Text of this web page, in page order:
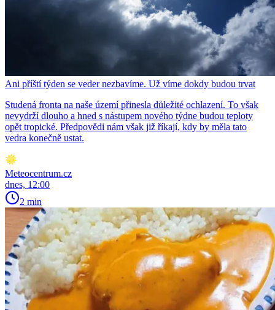
Ani příští týden se veder nezbavíme. Už víme dokdy budou trvat
Studená fronta na naše území přinesla důležité ochlazení. To však
nevydrží dlouho a hned s nástupem nového týdne budou teploty
opět tropické. Předpovědi nám však již říkají, kdy by měla tato
vedra konečně ustat.
Meteocentrum.cz
dnes, 12:00
2 min